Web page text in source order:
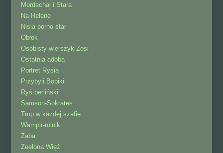
Mordechaj i Stara
Na Helenę
Nisia porno-star
Obłok
Osobisty wierszyk Zosi
Ostatnia adoba
Portret Rysia
Przybyli Bobiki
Ryś berliński
Samson-Sokrates
Trup w każdej szafie
Wampir-rolnik
Żaba
Zeelona Więź